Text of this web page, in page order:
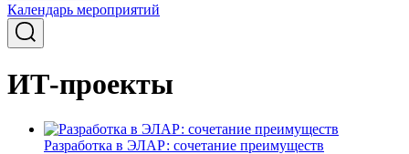
Календарь мероприятий
ИТ-проекты
Разработка в ЭЛАР: сочетание преимуществ